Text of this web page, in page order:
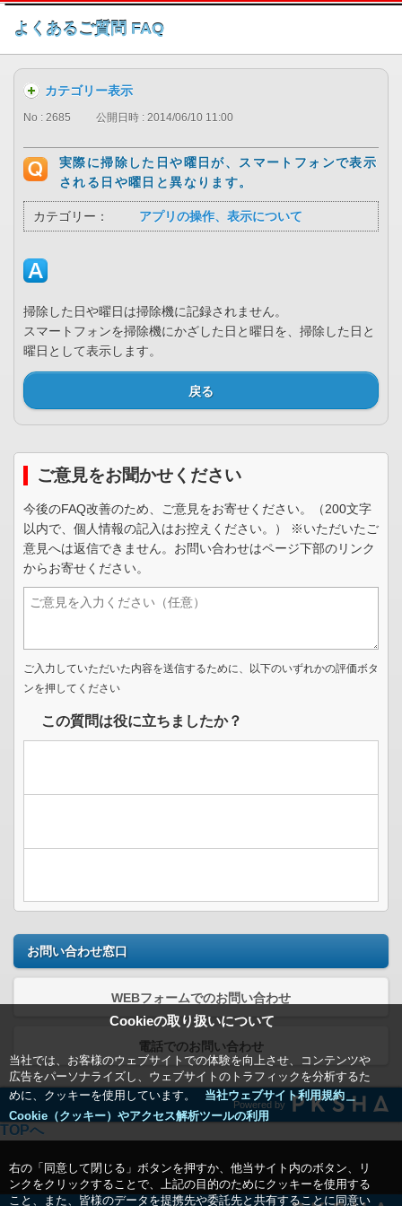
このページの本文へ
よくあるご質問 FAQ
Cookieの取り扱いについて
当社では、お客様のウェブサイトでの体験を向上させ、コンテンツや
広告をパーソナライズし、ウェブサイトのトラフィックを分析するた
めに、クッキーを使用しています。
当社ウェブサイト利用規約＿
Cookie（クッキー）やアクセス解析ツールの利用
右の「同意して閉じる」ボタンを押すか、他当サイト内のボタン、リ
ンクをクリックすることで、上記の目的のためにクッキーを使用する
こと、また、皆様のデータを提携先や委託先と共有することに同意い
カテゴリー表示
No : 2685 公開日時 : 2014/06/10 11:00
実際に掃除した日や曜日が、スマートフォンで表示
される日や曜日と異なります。
カテゴリー： アプリの操作、表示について
掃除した日や曜日は掃除機に記録されません。
スマートフォンを掃除機にかざした日と曜日を、掃除した日と
曜日として表示します。
戻る
ご意見をお聞かせください
今後のFAQ改善のため、ご意見をお寄せください。（200文字
以内で、個人情報の記入はお控えください。） ※いただいたご
意見へは返信できません。お問い合わせはページ下部のリンク
からお寄せください。
ご入力していただいた内容を送信するために、以下のいずれかの評価ボタ
ンを押してください
この質問は役に立ちましたか？
お問い合わせ窓口
WEBフォームでのお問い合わせ
電話でのお問い合わせ
Powered by
TOPへ